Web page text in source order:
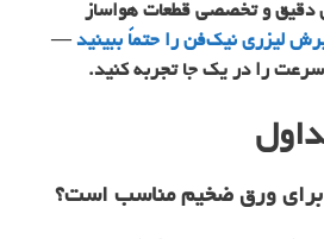
دقیق و تخصصی قطعات هواساز
لیزری نیک‌فن را حتماً ببینید —
را در یک جا تجربه کنید.